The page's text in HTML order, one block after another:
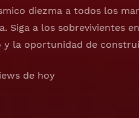
diezma a todos los
Siga a los sobrevivientes
la oportunidad de
de hoy